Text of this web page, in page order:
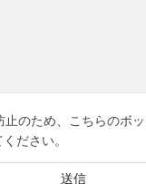
止のため、こちらのボ
ださい。